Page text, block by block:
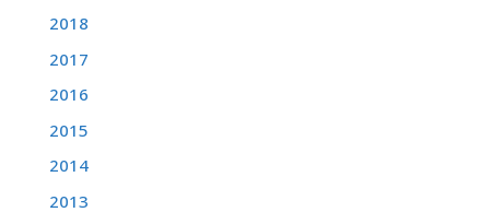
2018
2017
2016
2015
2014
2013